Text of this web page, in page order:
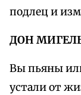
подлец и
ДОН
Вы пьяны
устали от